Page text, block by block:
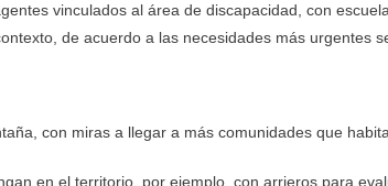
vinculados al área de discapacidad, con
de acuerdo a las necesidades más urgentes
con miras a llegar a más comunidades que
en el territorio, por ejemplo, con arrieros para